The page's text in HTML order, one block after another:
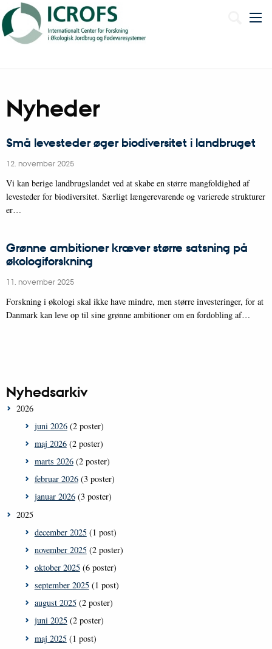
Nyheder
Små levesteder øger biodiversitet i landbruget
12. november 2025
Vi kan berige landbrugslandet ved at skabe en større mangfoldighed af
levesteder for biodiversitet. Særligt længerevarende og varierede strukturer
er…
Grønne ambitioner kræver større satsning på
økologiforskning
11. november 2025
Forskning i økologi skal ikke have mindre, men større investeringer, for at
Danmark kan leve op til sine grønne ambitioner om en fordobling af…
Nyhedsarkiv
2026
juni 2026(2 poster)
maj 2026(2 poster)
marts 2026(2 poster)
februar 2026(3 poster)
januar 2026(3 poster)
2025
december 2025(1 post)
november 2025(2 poster)
oktober 2025(6 poster)
september 2025(1 post)
august 2025(2 poster)
juni 2025(2 poster)
maj 2025(1 post)